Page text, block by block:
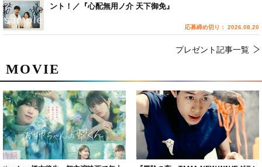
MOVIE
ント！／『心配無用ノ介 天下御免』
応募締め切り： 2026.08.20
プレゼント記事一覧